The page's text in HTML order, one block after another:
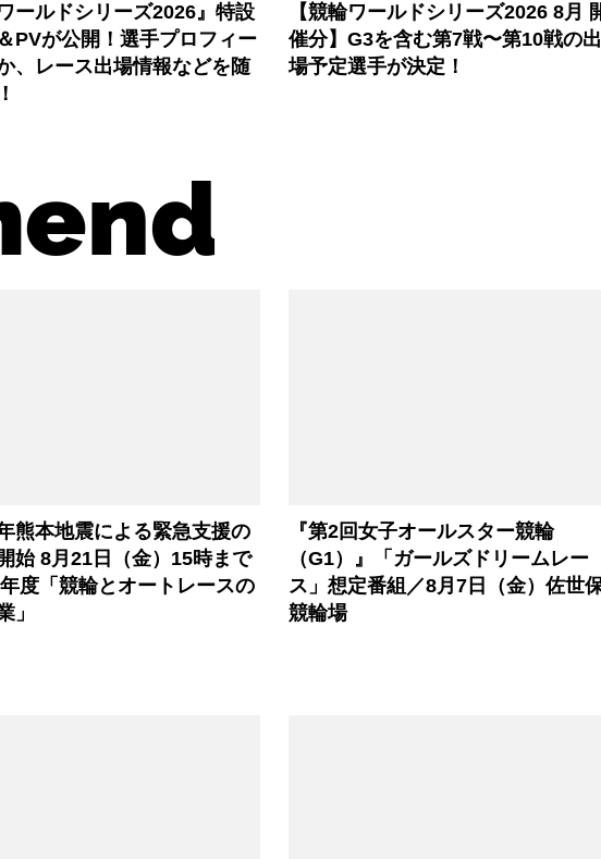
ワールドシリーズ2026』特設
PVが公開！選手プロフィー
、レース出場情報などを随
【競輪ワールドシリーズ2026 8月
催分】G3を含む第7戦〜第10戦の出
場予定選手が決定！
熊本地震による緊急支援の
始 8月21日（金）15時まで
度「競輪とオートレースの
」
『第2回女子オールスター競輪
（G1）』「ガールズドリームレー
ス」想定番組／8月7日（金）佐世
競輪場